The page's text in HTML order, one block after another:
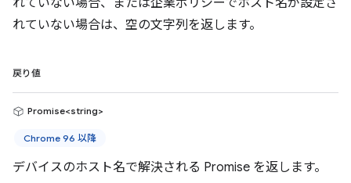
れていない場合、または企業ポリシーでホスト名が設定さ
れていない場合は、空の文字列を返します。
戻り値
Promise<string>
Chrome 96 以降
デバイスのホスト名で解決される Promise を返します。